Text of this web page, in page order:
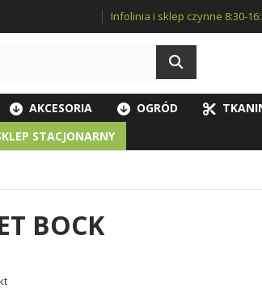
Infolinia i sklep czynne 8:30-
AKCESORIA OGRÓD
STACJONARNY
BOCK